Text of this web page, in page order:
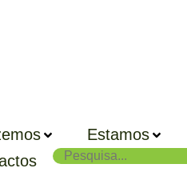
Estamos